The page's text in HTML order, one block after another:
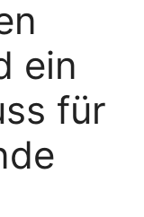
ein
für